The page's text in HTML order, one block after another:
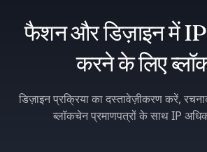
फैशन और डिज़ाइन में IP
करने के लिए
डिज़ाइन प्रक्रिया का दस्तावेज़ीकरण करें,
ब्लॉकचेन प्रमाणपत्रों के साथ IP